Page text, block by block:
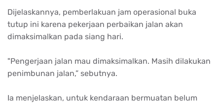
Dijelaskannya, pemberlakuan jam operasional buka
tutup ini karena pekerjaan perbaikan jalan akan
dimaksimalkan pada siang hari.
"Pengerjaan jalan mau dimaksimalkan. Masih dilakukan
penimbunan jalan,” sebutnya.
Ia menjelaskan, untuk kendaraan bermuatan belum